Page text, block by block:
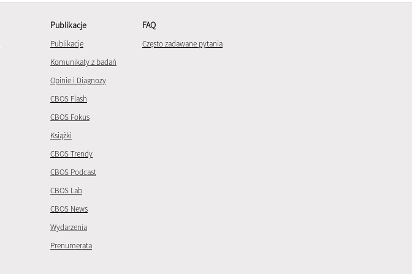
Publikacje
Publikacje
Komunikaty z badań
Opinie i Diagnozy
CBOS Flash
CBOS Fokus
Książki
CBOS Trendy
CBOS Podcast
CBOS Lab
CBOS News
Wydarzenia
Prenumerata
FAQ
Często zadawane pytania